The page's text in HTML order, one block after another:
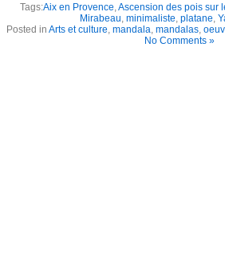
Tags:Aix en Provence Ascension des pois sur
Mirabeau minimaliste platane
Posted in Arts et culture mandala mandalas
No Comments »